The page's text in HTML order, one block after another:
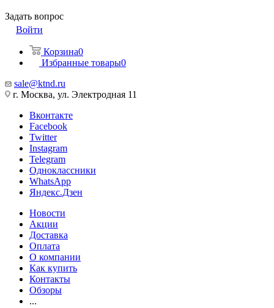
Задать вопрос
Войти
Корзина0
Избранные товары0
sale@ktnd.ru
г. Москва, ул. Электродная 11
Вконтакте
Facebook
Twitter
Instagram
Telegram
Одноклассники
WhatsApp
Яндекс.Дзен
Новости
Акции
Доставка
Оплата
О компании
Как купить
Контакты
Обзоры
...